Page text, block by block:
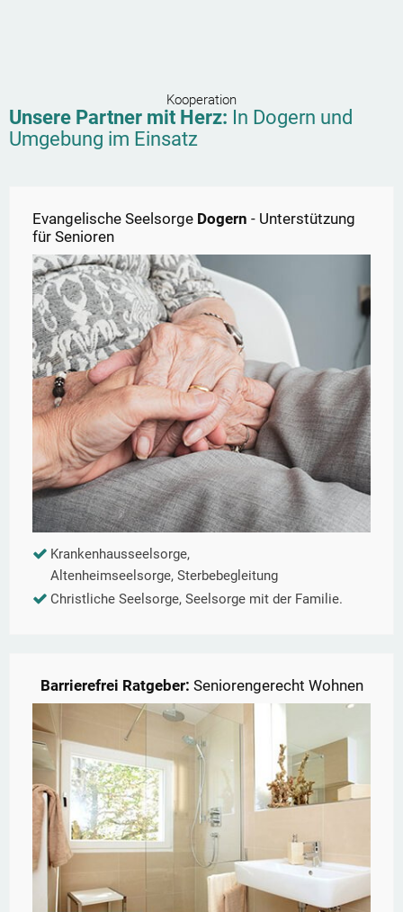
Kooperation
Unsere Partner mit Herz: In Dogern und
Umgebung im Einsatz
Evangelische Seelsorge Dogern - Unterstützung
für Senioren
Krankenhausseelsorge,
Altenheimseelsorge, Sterbebegleitung
Christliche Seelsorge, Seelsorge mit der Familie.
Barrierefrei Ratgeber: Seniorengerecht Wohnen